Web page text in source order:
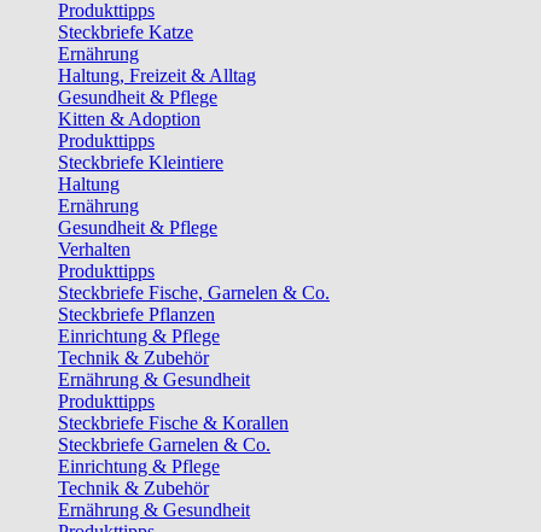
Produkttipps
Steckbriefe Katze
Ernährung
Haltung, Freizeit & Alltag
Gesundheit & Pflege
Kitten & Adoption
Produkttipps
Steckbriefe Kleintiere
Haltung
Ernährung
Gesundheit & Pflege
Verhalten
Produkttipps
Steckbriefe Fische, Garnelen & Co.
Steckbriefe Pflanzen
Einrichtung & Pflege
Technik & Zubehör
Ernährung & Gesundheit
Produkttipps
Steckbriefe Fische & Korallen
Steckbriefe Garnelen & Co.
Einrichtung & Pflege
Technik & Zubehör
Ernährung & Gesundheit